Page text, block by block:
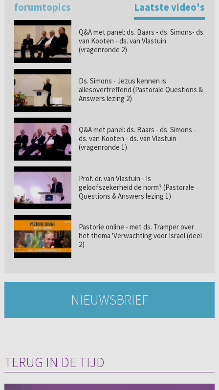
forumtopics Laatste video's
Q&A met panel: ds. Baars - ds. Simons- ds.
van Kooten - ds. van Vlastuin
(vragenronde 2)
Ds. Simons - Jezus kennen is
allesovertreffend (Pastorale Questions &
Answers lezing 2)
Q&A met panel: ds. Baars - ds. Simons -
ds. van Kooten - ds. van Vlastuin
(vragenronde 1)
Prof. dr. van Vlastuin - Is
geloofszekerheid de norm? (Pastorale
Questions & Answers lezing 1)
Pastorie online - met ds. Tramper over
het thema 'Verwachting voor Israël (deel
2)
NIEUWSBRIEF
TERUG IN DE TIJD